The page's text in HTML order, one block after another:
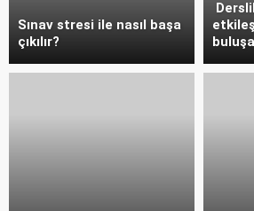
Sınav stresi ile nasıl başa
çıkılır?